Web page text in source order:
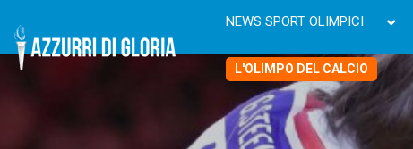
NEWS SPORT OLIMPICI
L'OLIMPO DEL CALCIO